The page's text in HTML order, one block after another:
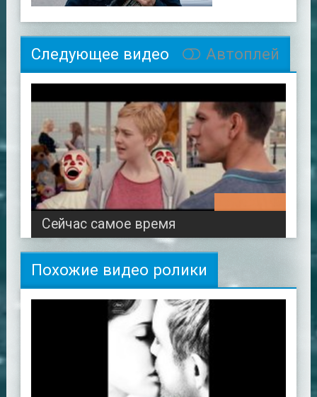
Следующее видео Автоплей
Сейчас самое время
Похожие видео ролики